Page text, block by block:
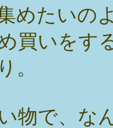
めたいの
買いをす
。
物で、な